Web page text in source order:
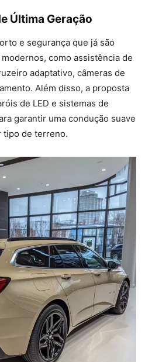
Última Geração
e segurança que já são
como assistência de
adaptativo, câmeras de
Além disso, a proposta
de LED e sistemas de
garantir uma condução suave
tipo de terreno.